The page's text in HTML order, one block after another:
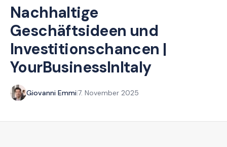
Nachhaltige
Geschäftsideen und
Investitionschancen |
YourBusinessInItaly
Giovanni Emmi|7. November 2025